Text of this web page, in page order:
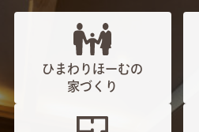
ひまわりほーむの
家づくり